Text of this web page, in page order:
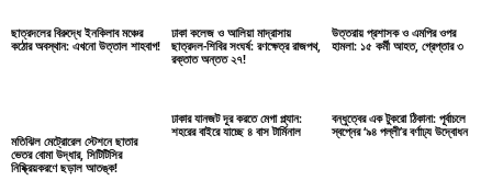
ছাত্রদলের বিরুদ্ধে ইনকিলাব মঞ্চের
কঠোর অবস্থান: এখনো উত্তাল শাহবাগ!
ঢাকা কলেজ ও আলিয়া মাদ্রাসায়
ছাত্রদল-শিবির সংঘর্ষ: রণক্ষেত্র রাজপথ,
রক্তাত অন্তত ২৭!
উত্তরায় প্রশাসক ও এমপির ওপর
হামলা: ১৫ কর্মী আহত, গ্রেপ্তার ৩
মতিঝিল মেট্রোরেল স্টেশনে ছাতার
ভেতর বোমা উদ্ধার, সিটিটিসির
নিষ্ক্রিয়করণে ছড়াল আতঙ্ক!
ঢাকার যানজট দূর করতে মেগা প্ল্যান:
শহরের বাইরে যাচ্ছে ৪ বাস টার্মিনাল
বন্ধুত্বের এক টুকরো ঠিকানা: পূর্বাচলে
স্বপ্নের ‘৯৪ পল্লী’র বর্ণাঢ্য উদ্বোধন